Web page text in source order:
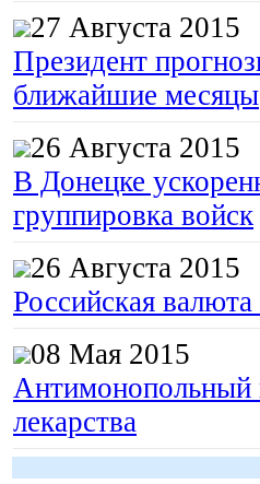
27 Августа 2015
Президент
ближайшие месяцы
26 Августа 2015
В Донецке
группировка войск
26 Августа 2015
Российская валюта
08 Мая 2015
Антимонопольный
лекарства